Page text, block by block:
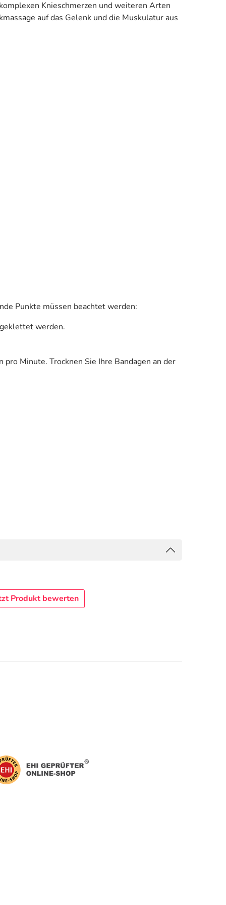
Knieschmerzen und weiteren Arten
auf das Gelenk und die Muskulatur aus
Punkte müssen beachtet werden:
werden.
Minute. Trocknen Sie Ihre Bandagen an der
Produkt bewerten